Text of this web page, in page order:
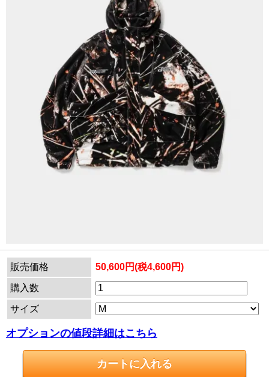
販売価格 50,600円(税4,600円)
購入数
サイズ
オプションの値段詳細はこちら